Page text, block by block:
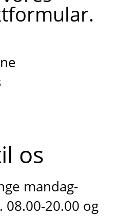
os
mandag-
08.00-20.00 og